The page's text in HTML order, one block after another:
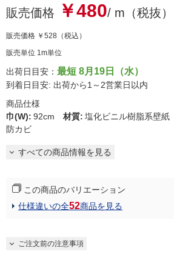
販売価格 ￥480/ m（税抜）
販売価格 ￥528 （税込）
販売単位 1m単位
出荷日目安： 最短 8月19日（水）
到着日目安: 出荷から1～2営業日以内
商品仕様
巾(W): 92cm 材質: 塩化ビニル樹脂系壁紙
防カビ
すべての商品情報を見る
この商品のバリエーション
仕様違いの全52商品を見る
ご注文前の注意事項